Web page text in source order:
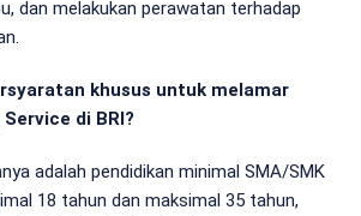
dan melakukan perawatan terhadap
khusus untuk melamar
di BRI?
adalah pendidikan minimal SMA/SMK
18 tahun dan maksimal 35 tahun,